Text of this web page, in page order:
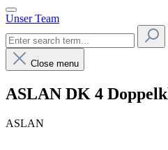
Unser Team
Close menu
ASLAN DK 4
ASLAN